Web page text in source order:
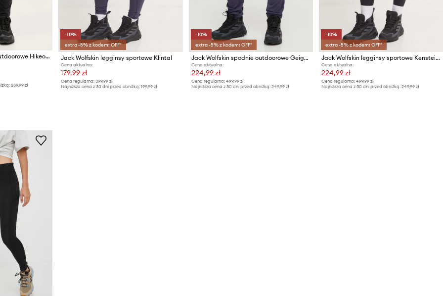
Jack Wolfskin spodnie outdoorowe Hikeout
289,99 zł
-10%
extra -5% z kodem: OFF*
Jack Wolfskin legginsy sportowe Klintal
Cena aktualna:
179,99 zł
Cena regularna: 399,99 zł
Najniższa cena z 30 dni przed obniżką: 199,99 zł
-10%
extra -5% z kodem: OFF*
Jack Wolfskin spodnie outdoorowe Geigelstein
Cena aktualna:
224,99 zł
Cena regularna: 499,99 zł
Najniższa cena z 30 dni przed obniżką: 249,99 zł
-10%
extra -5% z kodem: OFF*
Jack Wolfskin legginsy sportowe Kensteig
Cena aktualna:
224,99 zł
Cena regularna: 499,99 zł
Najniższa cena z 30 dni przed obniżką: 249,99 zł